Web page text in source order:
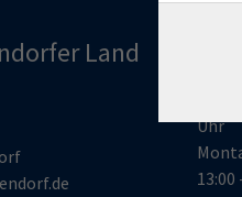
Land
Uhr
13:00